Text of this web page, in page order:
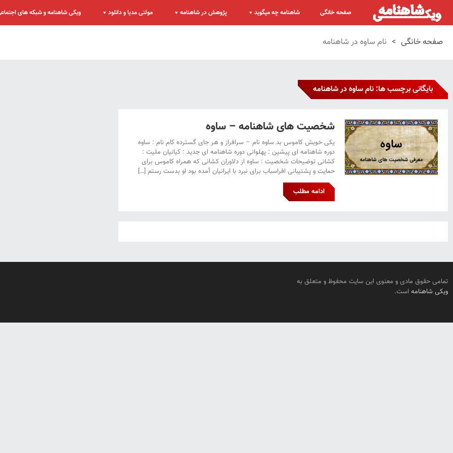
صفحه خانگی شاهنامه چه میگوید پژوهش در شاهنامه مولتی مدیا و دانلود ویکی شاهنامه و شبکه های
صفحه خانگی > نام ساوه در شاهنامه
بایگانی برچسب ها: نام ساوه در شاهنامه
شخصیت های شاهنامه – ساوه
یکی خویش کاموس بد ساوه نام – سرافراز و هر جای گسترده کام نام : ساوه
دوره شاهنامه ای پیشین : پهلوانی دوره شاهنامه ای جدید : کیانیان ملیت :
کشانی توضیحات شخصیت : ساوه از دلاوران کشانی که همراه کاموس برای
حمایت و پشتیبانی افراسباب برای نبرد با ایرانیان آمده بود او بدست رستم […]
ادامه مطلب
تمامی حقوق مادی و معنوی این سایت محفوظ و متعلق به
ویکی شاهنامه است.